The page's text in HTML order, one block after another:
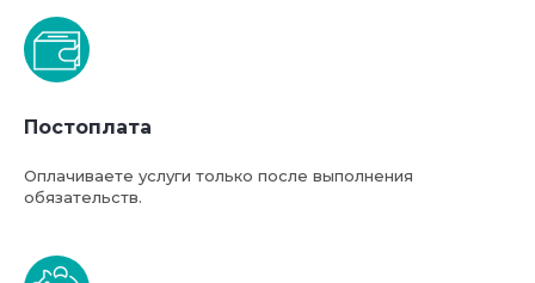
Постоплата
Оплачиваете услуги только после выполнения
обязательств.